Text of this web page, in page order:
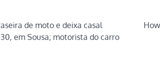
de moto e deixa casal
em Sousa; motorista do carro